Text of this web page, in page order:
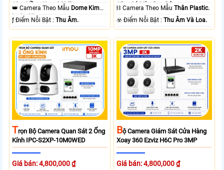
10m Hồng Ngoại SMD.
👑 Camera Theo Mẫu Dome Kim
loại + Nhựa.
️ƒ Điểm Nỗi Bật :Thu Âm.
15m Có Màu Ban Ðêm.
⛓ Camera Theo MẫuThân Plastic.
️☣️ Điểm Nỗi Bật :Thu Âm Và Loa.
TRọn Bộ Camera Quan Sát 2 Ống
Kính IPC-S2XP-10M0WED
Giá bán: 4,800,000 ₫
BỘ Camera Giám Sát Cửa Hàng
Xoay 360 Ezviz H6C Pro 3MP
Giá bán: 4,800,000 ₫